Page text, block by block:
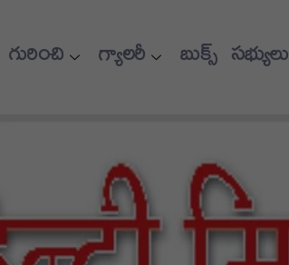
గురించి గ్యాలరీ బుక్స్ సభ్యులు